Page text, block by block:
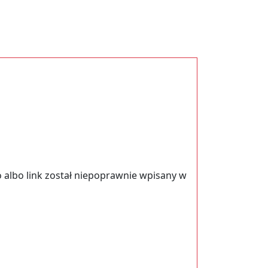
link został niepoprawnie wpisany w